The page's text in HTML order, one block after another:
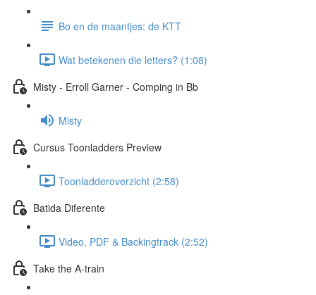
Bo en de maantjes: de KTT
Wat betekenen die letters? (1:08)
Misty - Erroll Garner - Comping in Bb
Misty
Cursus Toonladders Preview
Toonladderoverzicht (2:58)
Batida Diferente
Video, PDF & Backingtrack (2:52)
Take the A-train